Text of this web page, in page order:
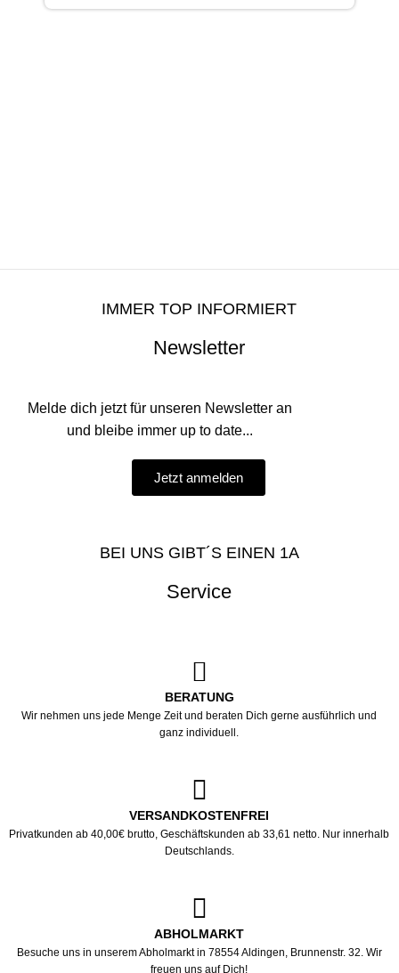
IMMER TOP INFORMIERT
Newsletter
Melde dich jetzt für unseren Newsletter an
und bleibe immer up to date...
Jetzt anmelden
BEI UNS GIBT´S EINEN 1A
Service
BERATUNG
Wir nehmen uns jede Menge Zeit und beraten Dich gerne ausführlich und
ganz individuell.
VERSANDKOSTENFREI
Privatkunden ab 40,00€ brutto, Geschäftskunden ab 33,61 netto. Nur innerhalb
Deutschlands.
ABHOLMARKT
Besuche uns in unserem Abholmarkt in 78554 Aldingen, Brunnenstr. 32. Wir
freuen uns auf Dich!